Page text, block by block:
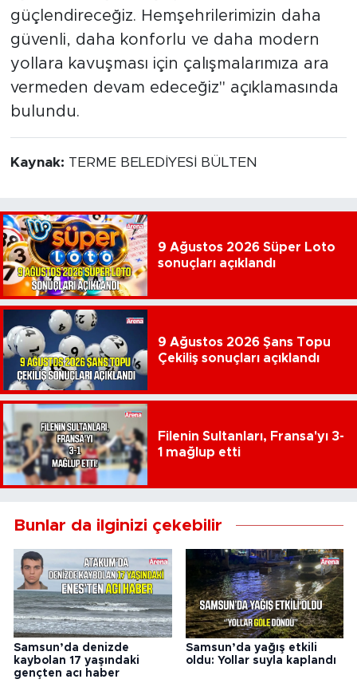
güçlendireceğiz. Hemşehrilerimizin daha
güvenli, daha konforlu ve daha modern
yollara kavuşması için çalışmalarımıza ara
vermeden devam edeceğiz" açıklamasında
bulundu.
Kaynak: TERME BELEDİYESİ BÜLTEN
9 Ağustos 2026 Süper Loto
sonuçları açıklandı
9 Ağustos 2026 Şans Topu
Çekiliş sonuçları açıklandı
Filenin Sultanları, Fransa'yı 3-
1 mağlup etti
Bunlar da ilginizi çekebilir
Samsun’da denizde
kaybolan 17 yaşındaki
gençten acı haber
Samsun’da yağış etkili
oldu: Yollar suyla kaplandı